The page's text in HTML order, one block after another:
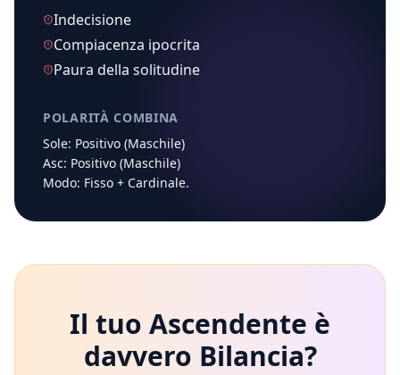
Indecisione
Compiacenza ipocrita
Paura della solitudine
POLARITÀ COMBINA
Sole: Positivo (Maschile)
Asc: Positivo (Maschile)
Modo: Fisso + Cardinale.
Il tuo Ascendente è
davvero Bilancia?